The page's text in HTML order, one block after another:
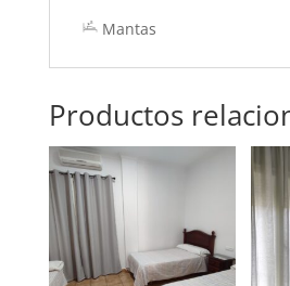
n
m
et
ic
er
ic
e
o
n
Mantas
Productos